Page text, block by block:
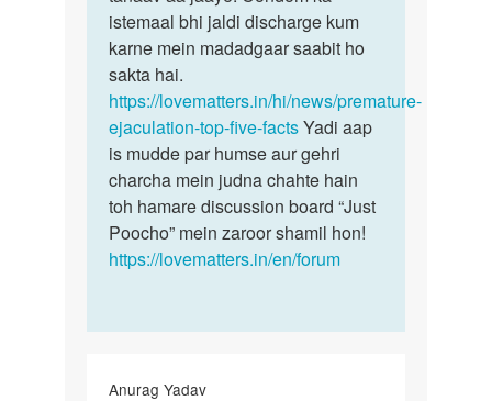
istemaal bhi jaldi discharge kum
karne mein madadgaar saabit ho
sakta hai.
https://lovematters.in/hi/news/premature-
ejaculation-top-five-factsYadi aap
is mudde par humse aur gehri
charcha mein judna chahte hain
toh hamare discussion board “Just
Poocho” mein zaroor shamil hon!
https://lovematters.in/en/forum
Anurag Yadav